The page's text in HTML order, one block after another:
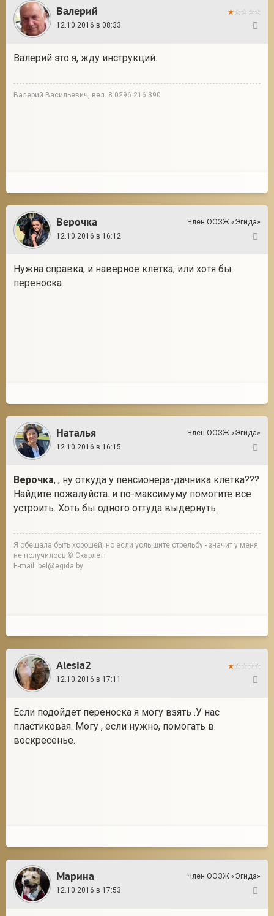
Валерий
12.10.2016 в 08:33
Валерий это я, жду инструкций.
Валерий Васильевич, вел. 8 0296 216 390
Верочка
Член ООЗЖ «Эгида»
12.10.2016 в 16:12
Нужна справка, и наверное клетка, или хотя бы
переноска
Наталья
Член ООЗЖ «Эгида»
12.10.2016 в 16:15
Верочка, , ну откуда у пенсионера-дачника клетка???
Найдите пожалуйста. и по-максимуму помогите все
устроить. Хоть бы одного оттуда выдернуть.
Я обещала быть хорошей, но если услышите стрельбу - значит у меня
не получилось © Скарлетт
E-mail: bel@egida.by
Alesia2
12.10.2016 в 17:11
Если подойдет переноска я могу взять .У нас
пластиковая. Могу , если нужно, помогать в
воскресенье.
Марина
Член ООЗЖ «Эгида»
12.10.2016 в 17:53